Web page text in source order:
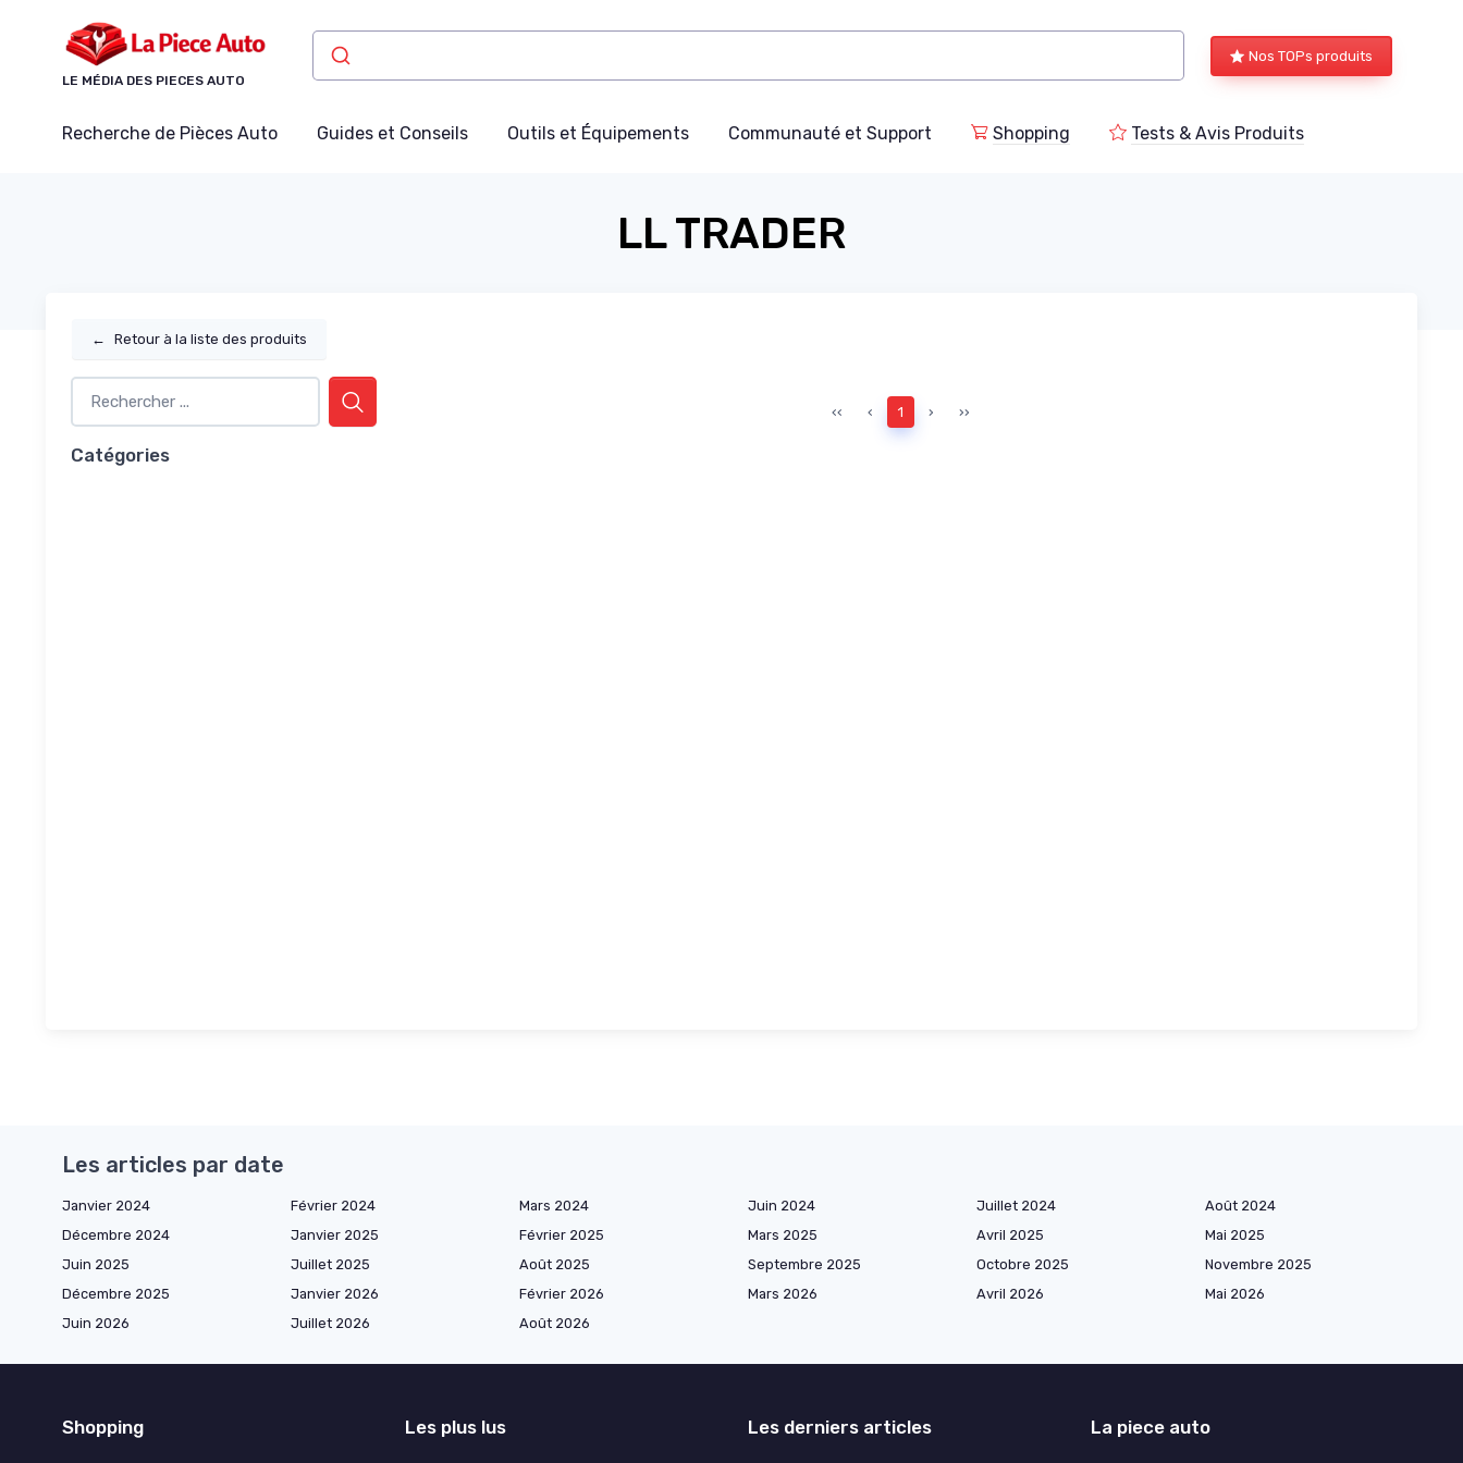
LE MÉDIA DES PIECES AUTO
Nos TOPs produits
Recherche de Pièces Auto Guides et Conseils Outils et Équipements Communauté et Support Shopping Tests & Avis Produits
LL TRADER
← Retour à la liste des produits
Catégories
‹‹ ‹ 1 › ››
Les articles par date
Janvier 2024 Février 2024 Mars 2024 Juin 2024 Juillet 2024
Août 2024
Décembre 2024
Janvier 2025 Février 2025 Mars 2025 Avril 2025
Mai 2025
Juin 2025
Juillet 2025 Août 2025 Septembre 2025 Octobre 2025
Novembre 2025
Décembre 2025
Janvier 2026 Février 2026 Mars 2026 Avril 2026
Mai 2026
Juin 2026
Juillet 2026 Août 2026
Shopping Les plus lus Les derniers articles La piece auto